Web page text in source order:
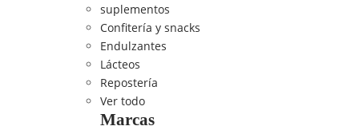
suplementos
Confitería y snacks
Endulzantes
Lácteos
Repostería
Ver todo
Marcas